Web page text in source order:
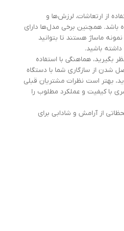
ارتعاشات، لرزش‌ها و
همچنین برخی مدل‌ها دارای
هستند تا بتوانید
باشید.
هماهنگی با استفاده
از سازگاری شما با دستگاه
است نظرات مشتریان قبلی
کیفیت و عملکرد مطلوب را
از آرامش و شادابی برای